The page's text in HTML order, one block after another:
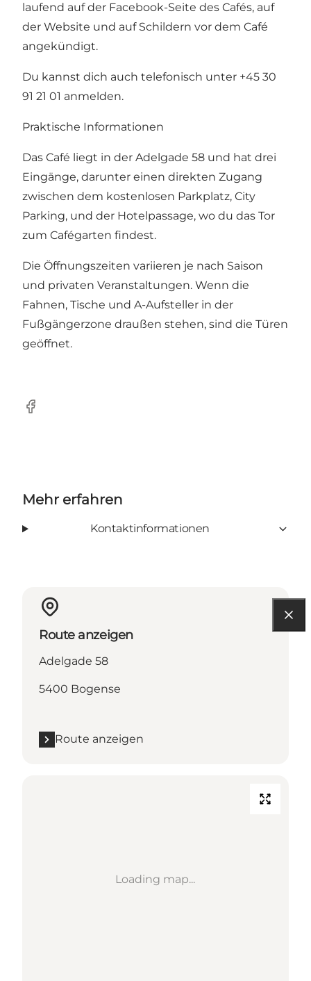
laufend auf der Facebook-Seite des Cafés, auf
der Website und auf Schildern vor dem Café
angekündigt.
Du kannst dich auch telefonisch unter +45 30
91 21 01 anmelden.
Praktische Informationen
Das Café liegt in der Adelgade 58 und hat drei
Eingänge, darunter einen direkten Zugang
zwischen dem kostenlosen Parkplatz, City
Parking, und der Hotelpassage, wo du das Tor
zum Cafégarten findest.
Die Öffnungszeiten variieren je nach Saison
und privaten Veranstaltungen. Wenn die
Fahnen, Tische und A-Aufsteller in der
Fußgängerzone draußen stehen, sind die Türen
geöffnet.
Facebook
Mehr erfahren
Kontaktinformationen
Route anzeigen
Adelgade 58
5400 Bogense
Route anzeigen
Loading map...